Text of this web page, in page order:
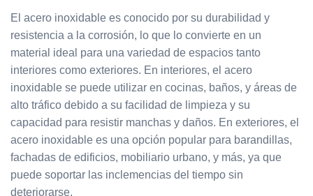
El acero inoxidable es conocido por su durabilidad y
resistencia a la corrosión, lo que lo convierte en un
material ideal para una variedad de espacios tanto
interiores como exteriores. En interiores, el acero
inoxidable se puede utilizar en cocinas, baños, y áreas de
alto tráfico debido a su facilidad de limpieza y su
capacidad para resistir manchas y daños. En exteriores, el
acero inoxidable es una opción popular para barandillas,
fachadas de edificios, mobiliario urbano, y más, ya que
puede soportar las inclemencias del tiempo sin
deteriorarse.